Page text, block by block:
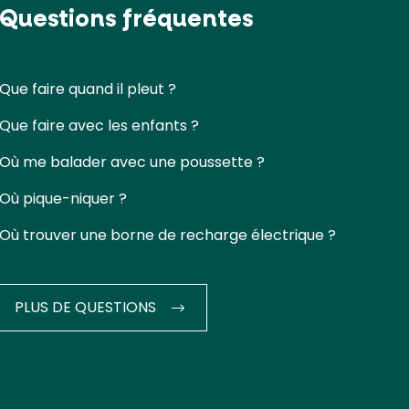
Questions fréquentes
Que faire quand il pleut ?
Que faire avec les enfants ?
Où me balader avec une poussette ?
Où pique-niquer ?
Où trouver une borne de recharge électrique ?
PLUS DE QUESTIONS